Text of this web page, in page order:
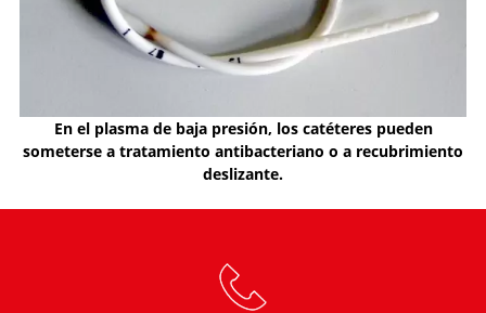
En el plasma de baja presión, los catéteres pueden
someterse a tratamiento antibacteriano o a recubrimiento
deslizante.